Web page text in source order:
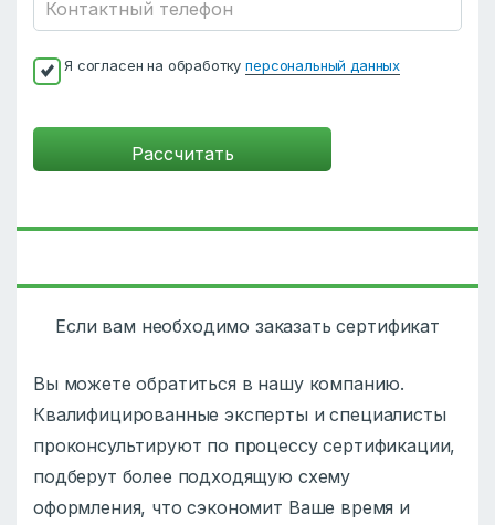
Я согласен на обработкуперсональный данных
Если вам необходимо заказать сертификат
Вы можете обратиться в нашу компанию.
Квалифицированные эксперты и специалисты
проконсультируют по процессу сертификации,
подберут более подходящую схему
оформления, что сэкономит Ваше время и